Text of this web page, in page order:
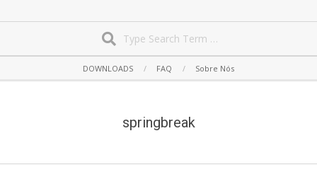
Navigation
DOWNLOADS FAQ Sobre Nós
springbreak